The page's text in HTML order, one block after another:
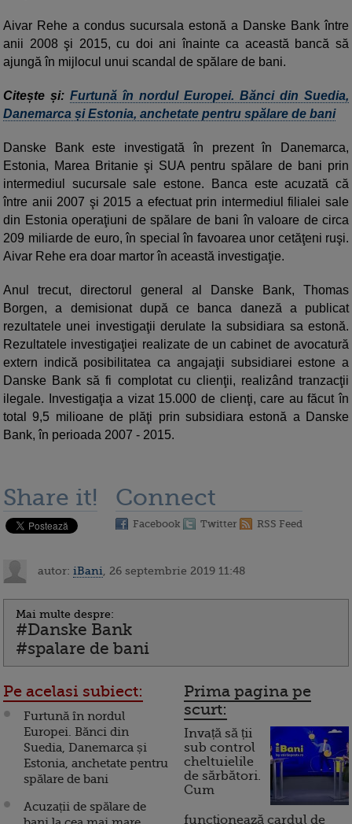
Aivar Rehe a condus sucursala estonă a Danske Bank între
anii 2008 şi 2015, cu doi ani înainte ca această bancă să
ajungă în mijlocul unui scandal de spălare de bani.
Citește și: Furtună în nordul Europei. Bănci din Suedia,
Danemarca și Estonia, anchetate pentru spălare de bani
Danske Bank este investigată în prezent în Danemarca,
Estonia, Marea Britanie şi SUA pentru spălare de bani prin
intermediul sucursale sale estone. Banca este acuzată că
între anii 2007 şi 2015 a efectuat prin intermediul filialei sale
din Estonia operaţiuni de spălare de bani în valoare de circa
209 miliarde de euro, în special în favoarea unor cetăţeni ruşi.
Aivar Rehe era doar martor în această investigaţie.
Anul trecut, directorul general al Danske Bank, Thomas
Borgen, a demisionat după ce banca daneză a publicat
rezultatele unei investigaţii derulate la subsidiara sa estonă.
Rezultatele investigaţiei realizate de un cabinet de avocatură
extern indică posibilitatea ca angajaţii subsidiarei estone a
Danske Bank să fi complotat cu clienţii, realizând tranzacţii
ilegale. Investigaţia a vizat 15.000 de clienţi, care au făcut în
total 9,5 milioane de plăţi prin subsidiara estonă a Danske
Bank, în perioada 2007 - 2015.
Share it! Connect
Facebook Twitter RSS Feed
autor: iBani , 26 septembrie 2019 11:48
Mai multe despre:
#Danske Bank
#spalare de bani
Pe acelasi subiect:
Furtună în nordul
Europei. Bănci din
Suedia, Danemarca și
Estonia, anchetate pentru
spălare de bani
Acuzații de spălare de
Prima pagina pe
scurt:
Invață să ții
sub control
cheltuielile
de sărbători.
Cum
funcționează cardul de